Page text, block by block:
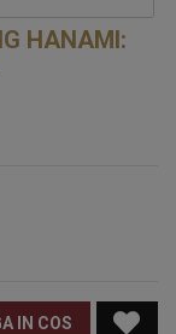
HANAMI:
IN COS